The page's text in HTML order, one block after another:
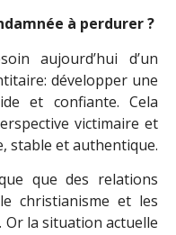
à perdurer ?
aujourd’hui d’un
développer une
et confiante. Cela
victimaire et
stable et authentique.
que des relations
christianisme et les
la situation actuelle